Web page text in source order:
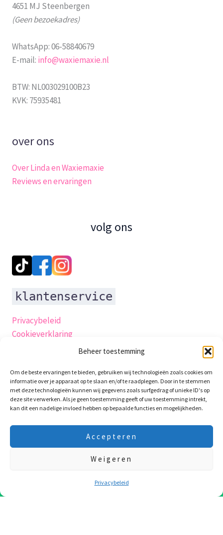
Beheer toestemming
Om de beste ervaringen te bieden, gebruiken wij technologieën zoals cookies om
informatie over je apparaat op te slaan en/of te raadplegen. Door in te stemmen
met deze technologieën kunnen wij gegevens zoals surfgedrag of unieke ID's op
deze site verwerken. Als je geen toestemming geeft of uw toestemming intrekt,
kan dit een nadelige invloed hebben op bepaalde functies en mogelijkheden.
Accepteren
Weigeren
Privacybeleid
verzenddag is 7e Augustus! Fijne vakantie !!!
4651 MJ Steenbergen
(Geen bezoekadres)
WhatsApp: 06-58840679
E-mail: info@waxiemaxie.nl
BTW: NL003029100B23
KVK: 75935481
over ons
Over Linda en Waxiemaxie
Reviews en ervaringen
volg ons
klantenservice
Privacybeleid
Cookieverklaring
Algemene-voorwaarden
Retourneren
Garantie en klachten
klachtenpagina
Contact
productveiligheidsverklaring
Copyright © 2026 WaxieMaxie